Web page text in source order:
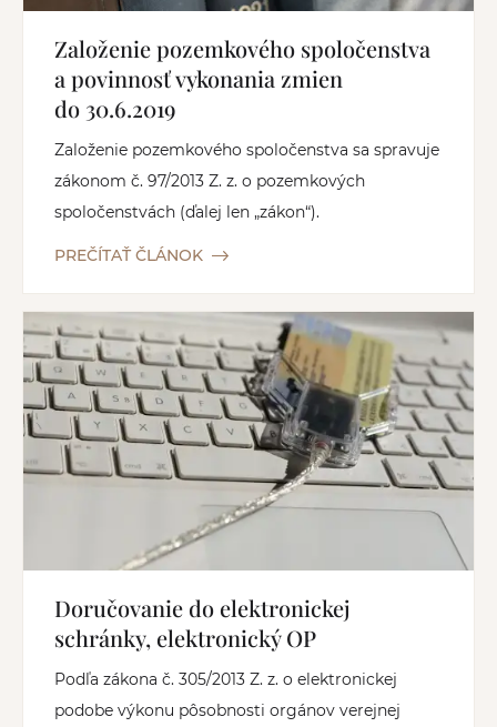
Založenie pozemkového spoločenstva
a povinnosť vykonania zmien
do 30.6.2019
Založenie pozemkového spoločenstva sa spravuje
zákonom č. 97/2013 Z. z. o pozemkových
spoločenstvách (ďalej len „zákon“).
PREČÍTAŤ ČLÁNOK
Doručovanie do elektronickej
schránky, elektronický OP
Podľa zákona č. 305/2013 Z. z. o elektronickej
podobe výkonu pôsobnosti orgánov verejnej